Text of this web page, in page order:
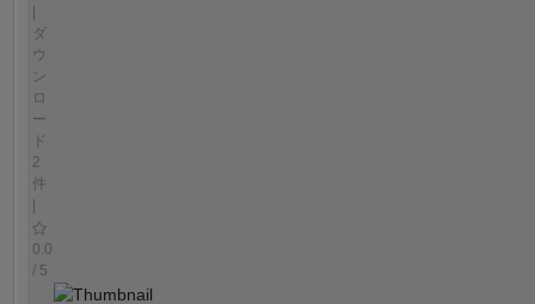
|
ダ
ウ
ン
ロ
ー
ド
2
件
|
0.0
/ 5